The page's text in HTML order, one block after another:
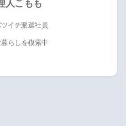
人こもも
ツイチ派遣社員
らしを模索中